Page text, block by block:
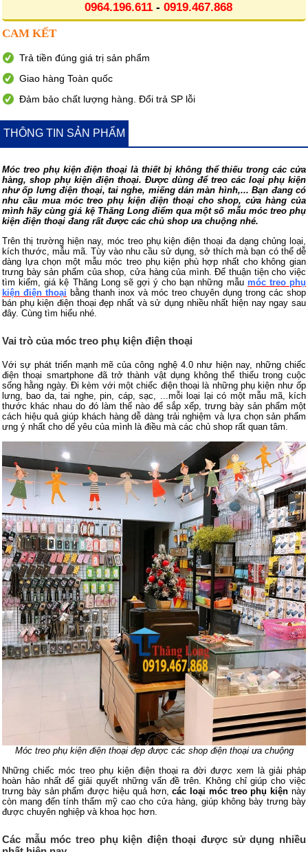
0964.196.611 - 0919.467.868
CAM KẾT
Trả tiền đúng giá trị sản phẩm
Giao hàng Toàn quốc
Đảm bảo chất lượng hàng. Đổi trả SP lỗi
THÔNG TIN SẢN PHẨM
Móc treo phụ kiện điện thoại là thiết bị không thể thiếu trong các cửa
hàng, shop phụ kiện điện thoại. Được dùng để treo các loại phụ kiện
như ốp lưng điện thoại, tai nghe, miếng dán màn hình,... Bạn đang có
nhu cầu mua móc treo phụ kiện điện thoại cho shop, cửa hàng của
mình hãy cùng giá kệ Thăng Long điểm qua một số mẫu móc treo phụ
kiện điện thoại đang rất được các chủ shop ưa chuộng nhé.
Trên thị trường hiện nay, móc treo phụ kiện điện thoại đa dạng chủng loại,
kích thước, mẫu mã. Tùy vào nhu cầu sử dụng, sở thích mà bạn có thể dễ
dàng lựa chọn một mẫu móc treo phụ kiện phù hợp nhất cho không gian
trưng bày sản phẩm của shop, cửa hàng của mình. Để thuận tiện cho việc
tìm kiếm, giá kệ Thăng Long sẽ gợi ý cho bạn những mẫu móc treo phụ
kiện điện thoại bằng thanh inox và móc treo chuyên dụng trong các shop
bán phụ kiện điện thoại đẹp nhất và sử dụng nhiều nhất hiện nay ngay sau
đây. Cùng tìm hiểu nhé.
Vai trò của móc treo phụ kiện điện thoại
Với sự phát triển mạnh mẽ của công nghệ 4.0 như hiện nay, những chiếc
điện thoại smartphone đã trở thành vật dụng không thể thiếu trong cuộc
sống hằng ngày. Đi kèm với một chiếc điện thoại là những phụ kiện như ốp
lưng, bao da, tai nghe, pin, cáp, sạc, ...mỗi loại lại có một mẫu mã, kích
thước khác nhau do đó làm thế nào để sắp xếp, trưng bày sản phẩm một
cách hiệu quả giúp khách hàng dễ dàng trải nghiệm và lựa chọn sản phẩm
ưng ý nhất cho dế yêu của mình là điều mà các chủ shop rất quan tâm.
Móc treo phụ kiện điện thoại đẹp được các shop điện thoại ưa chuộng
Những chiếc móc treo phụ kiện điện thoại ra đời được xem là giải pháp
hoàn hảo nhất để giải quyết những vấn đề trên. Không chỉ giúp cho việc
trưng bày sản phẩm được hiệu quả hơn,các loại móc treo phụ kiệnnày
còn mang đến tính thẩm mỹ cao cho cửa hàng, giúp không bày trưng bày
được chuyên nghiệp và khoa học hơn.
Các mẫu móc treo phụ kiện điện thoại được sử dụng nhiều